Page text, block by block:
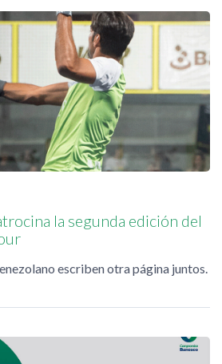
la segunda edición del
escriben otra página juntos.